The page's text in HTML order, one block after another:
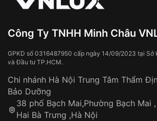
Thời gian vận chuyển trung
làm việc
Áp dụng cho tất cả tỉnh thành
Thời gian tính từ khi xác nhận
công
Đeo đồng hồ khi tắm
Đồng hồ bị hư hỏng do:
Tai nạn hoặc tác động từ
Hao mòn tự nhiên theo thời gian:
Dây đeo
Sản phẩm đã bị:
Tự ý sửa chữa
Công Ty TNHH Minh Châu
GPKD số 0316487950 cấp ngày 14/09/2023 tại Sở
và Đầu tư TP.HCM.
Chi nhánh Hà Nội Trung Tâm Thẩm
Bảo Dưỡng
38 phố Bạch Mai,Phường Bạch Mai ,
Hai Bà Trưng ,Hà Nội